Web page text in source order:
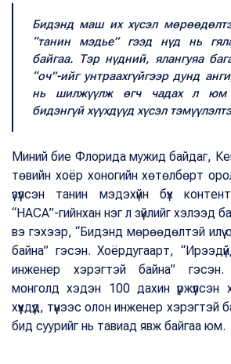
Бидэнд маш их хүсэл
“танин мэдье” гээд нүд нь
байгаа. Тэр нүдний, ялангуяа
“оч”-ийг унтраахгүйгээр дунд
нь шилжүүлж өгч чадах л юм
бидэнгүй хүүхдүүд хүсэл
Миний бие Флорида мужид байдаг,
төвийн хоёр хоногийн хөтөлбөрт
үзүүлсэн танин мэдэхүйн бүх
“НАСА”-гийнхан нэг л зүйлийг хэлээд
вэ гэхээр, “Бидэнд мөрөөдөлтэй илүү
байна” гэсэн. Хоёрдугаарт,
инженер хэрэгтэй байна”
монголд хэдэн 100 дахин үржүүлсэн
хүүхдүүд, түүнээс олон инженер хэрэгтэй
бид суурийг нь тавиад явж байгаа юм.